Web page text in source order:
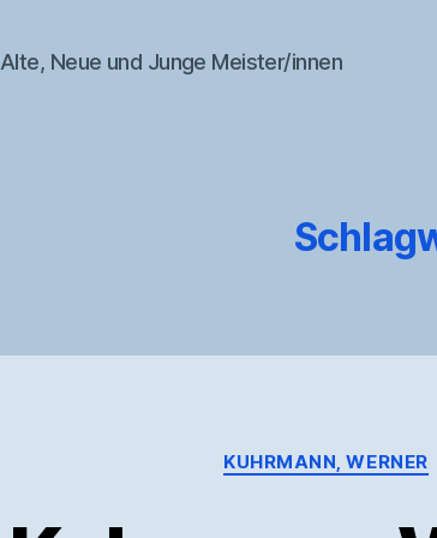
Alte, Neue und Junge Meister/innen
KUHRMANN, WERNER